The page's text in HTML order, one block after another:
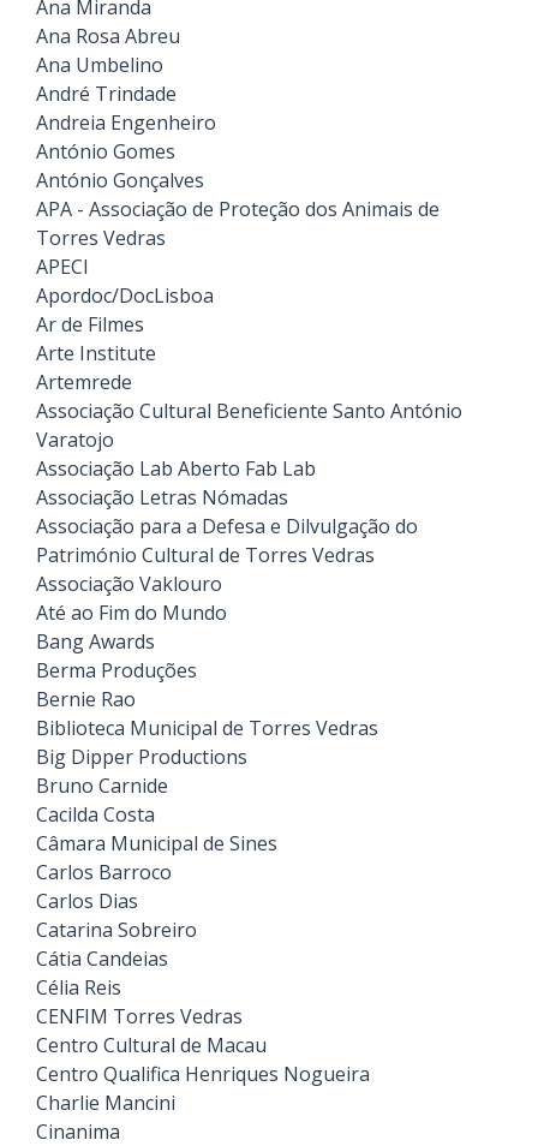
Ana Miranda
Ana Rosa Abreu
Ana Umbelino
André Trindade
Andreia Engenheiro
António Gomes
António Gonçalves
APA - Associação de Proteção dos Animais de
Torres Vedras
APECI
Apordoc/DocLisboa
Ar de Filmes
Arte Institute
Artemrede
Associação Cultural Beneficiente Santo António
Varatojo
Associação Lab Aberto Fab Lab
Associação Letras Nómadas
Associação para a Defesa e Dilvulgação do
Património Cultural de Torres Vedras
Associação Vaklouro
Até ao Fim do Mundo
Bang Awards
Berma Produções
Bernie Rao
Biblioteca Municipal de Torres Vedras
Big Dipper Productions
Bruno Carnide
Cacilda Costa
Câmara Municipal de Sines
Carlos Barroco
Carlos Dias
Catarina Sobreiro
Cátia Candeias
Célia Reis
CENFIM Torres Vedras
Centro Cultural de Macau
Centro Qualifica Henriques Nogueira
Charlie Mancini
Cinanima